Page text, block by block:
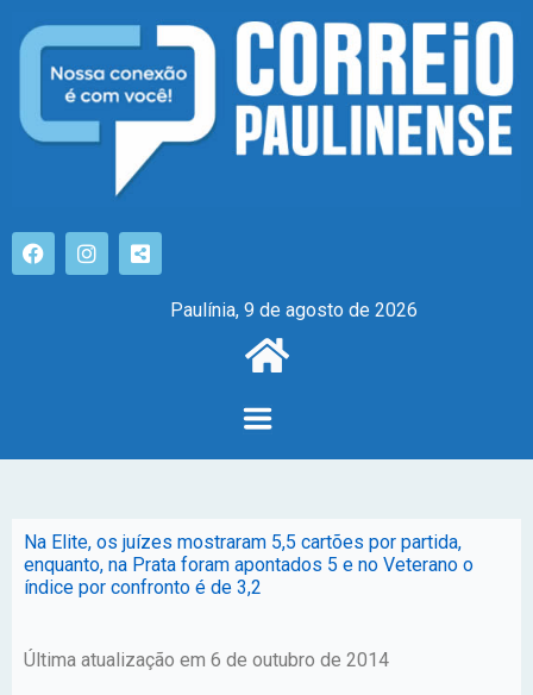
Paulínia, 9 de agosto de 2026
Na Elite, os juízes mostraram 5,5 cartões por partida,
enquanto, na Prata foram apontados 5 e no Veterano o
índice por confronto é de 3,2
Última atualização em 6 de outubro de 2014